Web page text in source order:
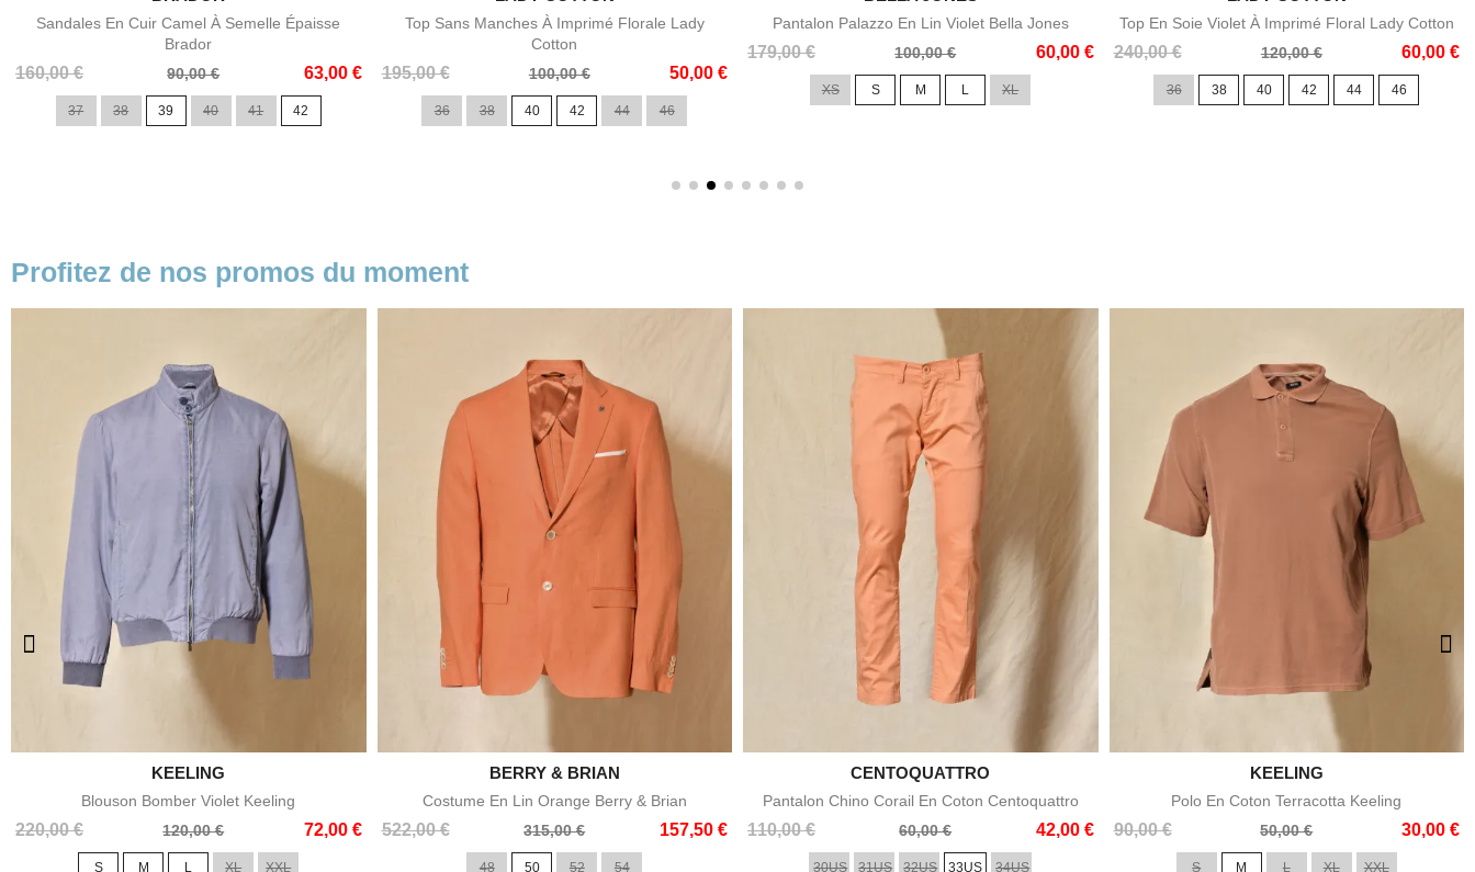
Sandales En Cuir Camel À Semelle Épaisse
Brador
160,00 €
Prix
90,00 € 63,00 €
Prix
37 38 39 40 41 42
Top Sans Manches À Imprimé Florale Lady
Cotton
195,00 €
Prix
100,00 € 50,00 €
Prix
36 38 40 42 44 46
Pantalon Palazzo En Lin Violet Bella Jones
179,00 €
Prix
100,00 € 60,00 €
Prix
XS S M L XL
Top En Soie Violet À Imprimé Floral Lady Cotton
240,00 €
Prix
120,00 € 60,00 €
Prix
36 38 40 42 44 46
Profitez de nos promos du moment
Aperçu rapide
KEELING
Blouson Bomber Violet Keeling
220,00 €
Prix
120,00 € 72,00 €
Prix
S M L XL XXL
Aperçu rapide
BERRY & BRIAN
Costume En Lin Orange Berry & Brian
522,00 €
Prix
315,00 € 157,50 €
Prix
48 50 52 54
Aperçu rapide
CENTOQUATTRO
Pantalon Chino Corail En Coton Centoquattro
110,00 €
Prix
60,00 € 42,00 €
Prix
30US 31US 32US 33US 34US
Aperçu rapide
KEELING
Polo En Coton Terracotta Keeling
90,00 €
Prix
50,00 € 30,00 €
Prix
S M L XL XXL